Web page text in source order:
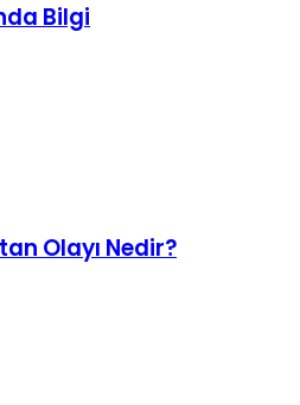
Bilgi
Olayı Nedir?